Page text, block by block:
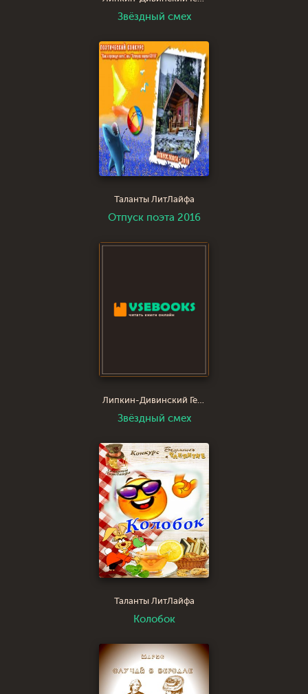
Звёздный смех
Таланты ЛитЛайфа
Отпуск поэта 2016
Липкин-Дивинский Геннадий Яковлевич
Звёздный смех
Таланты ЛитЛайфа
Колобок